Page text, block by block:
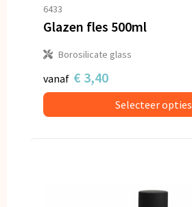
6433
Glazen fles 500ml
Borosilicate glass
vanaf € 3,40
Selecteer opties